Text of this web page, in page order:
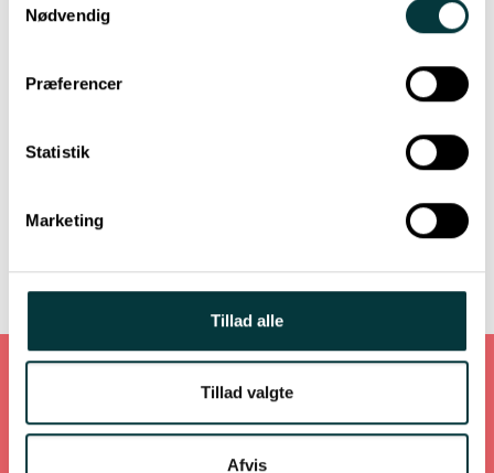
Nødvendig
Præferencer
Statistik
Marketing
Tillad alle
Tillad valgte
Afvis